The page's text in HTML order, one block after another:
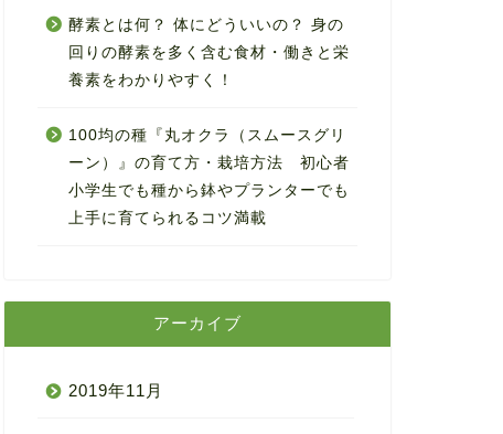
酵素とは何？ 体にどういいの？ 身の
回りの酵素を多く含む食材・働きと栄
養素をわかりやすく！
100均の種『丸オクラ（スムースグリ
ーン）』の育て方・栽培方法 初心者
小学生でも種から鉢やプランターでも
上手に育てられるコツ満載
アーカイブ
2019年11月